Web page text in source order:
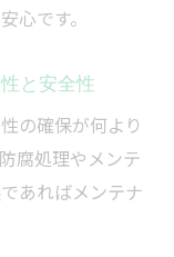
心です。
と安全性
の確保が何より
腐処理やメンテ
あればメンテナ